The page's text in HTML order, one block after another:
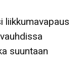
liikkumavapaus
suuntaan